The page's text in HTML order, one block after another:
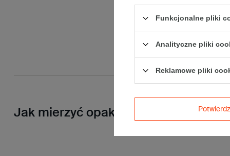
Jak mierzyć opakowanie
Funkcjonalne pliki
Analityczne pliki
Reklamowe pliki